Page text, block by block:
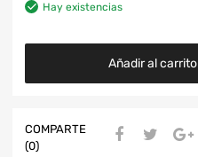
Hay existencias
Añadir al carrito
COMPARTE
(0)